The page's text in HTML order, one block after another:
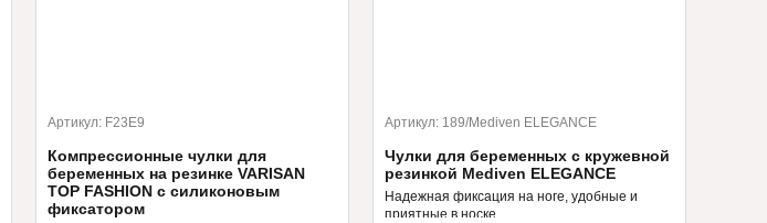
Артикул: F23E9
Компрессионные чулки для
беременных на резинке VARISAN
TOP FASHION с силиконовым
фиксатором
Артикул: 189/Mediven ELEGANCE
Чулки для беременных с кружевной
резинкой Mediven ELEGANCE
Надежная фиксация на ноге, удобные и
приятные в носке